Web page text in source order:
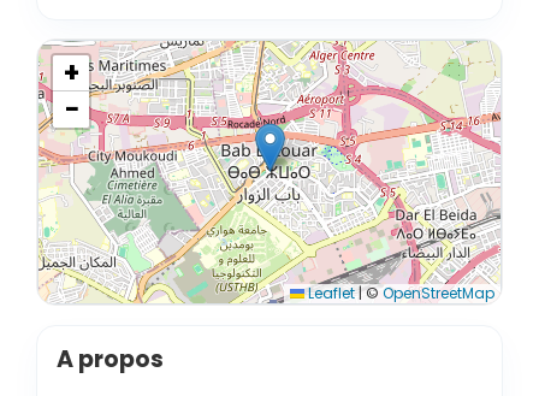
+
−
Leaflet|©OpenStreetMap
A propos